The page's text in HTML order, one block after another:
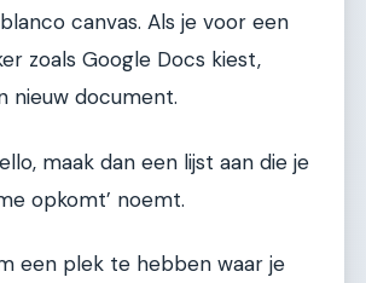
canvas. Als je voor een
zoals Google Docs kiest,
nieuw document.
maak dan een lijst aan die je
opkomt’ noemt.
een plek te hebben waar je